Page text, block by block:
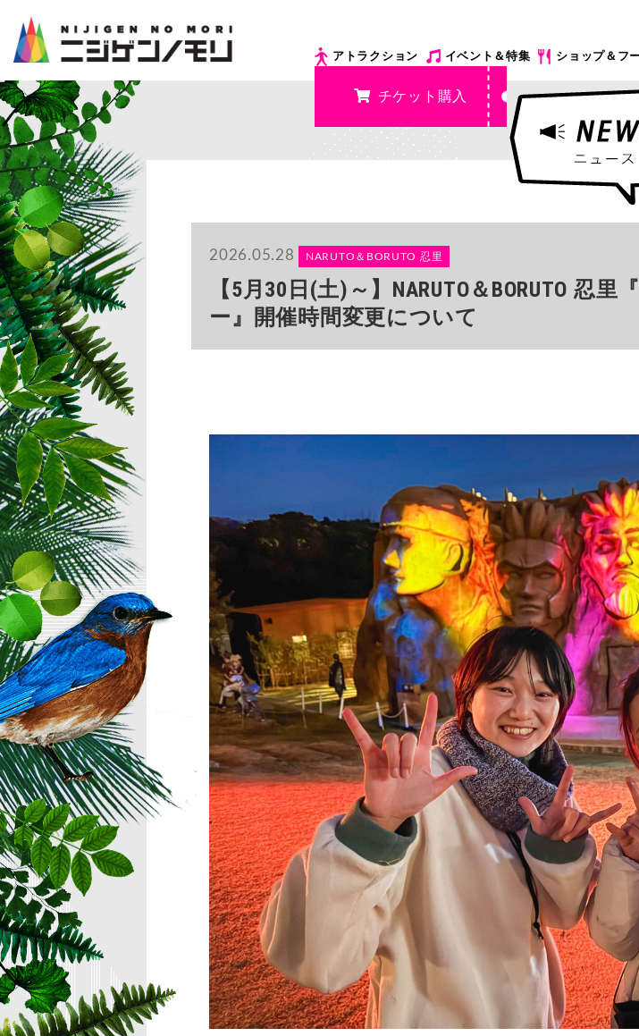
アトラクション イベント＆特集 ショップ＆フ
チケット購入
2026.05.28 NARUTO＆BORUTO 忍里
【5月30日(土)～】NARUTO＆BORUTO 忍
ー』開催時間変更について